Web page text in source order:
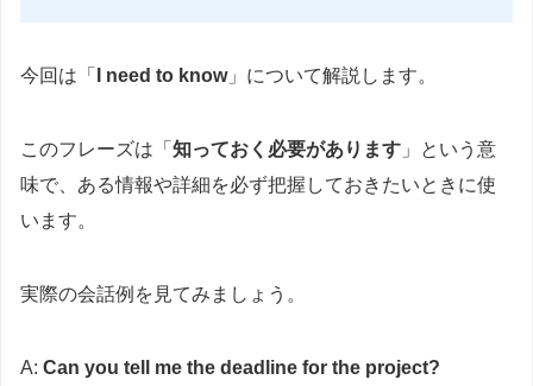
今回は「 I need to know」について解説します。
このフレーズは「 知っておく必要があります 」という意
味で、ある情報や詳細を必ず把握しておきたいときに使
います。
実際の会話例を見てみましょう。
A: Can you tell me the deadline for the project?